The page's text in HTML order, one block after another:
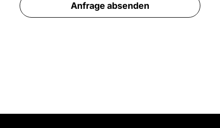
Anfrage absenden